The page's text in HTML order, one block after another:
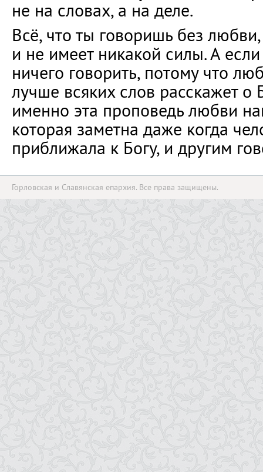
не на словах, а на деле.
Всё, что ты говоришь без
и не имеет никакой силы. А
ничего говорить, потому что
лучше всяких слов расскажет о
именно эта проповедь любви
которая заметна даже когда
приближала к Богу, и другим
Горловская и Славянская епархия. Все права защищены.